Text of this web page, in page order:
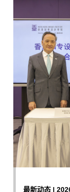
最新动态 |